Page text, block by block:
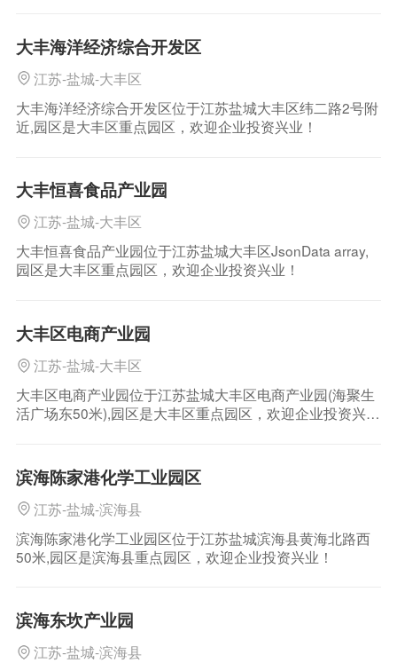
大丰海洋经济综合开发区
江苏-盐城-大丰区
大丰海洋经济综合开发区位于江苏盐城大丰区纬二路2号附
近,园区是大丰区重点园区，欢迎企业投资兴业！
大丰恒喜食品产业园
江苏-盐城-大丰区
大丰恒喜食品产业园位于江苏盐城大丰区JsonData array,
园区是大丰区重点园区，欢迎企业投资兴业！
大丰区电商产业园
江苏-盐城-大丰区
大丰区电商产业园位于江苏盐城大丰区电商产业园(海聚生
活广场东50米),园区是大丰区重点园区，欢迎企业投资兴
滨海陈家港化学工业园区
江苏-盐城-滨海县
滨海陈家港化学工业园区位于江苏盐城滨海县黄海北路西
50米,园区是滨海县重点园区，欢迎企业投资兴业！
滨海东坎产业园
江苏-盐城-滨海县